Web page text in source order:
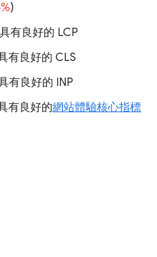
)
有良好的 LCP
有良好的 CLS
有良好的 INP
有良好的網站體驗核心指標